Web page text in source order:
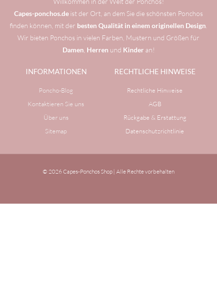
Capes-ponchos.de ist der Ort, an dem Sie die schönsten Ponchos
finden können, mit der besten Qualität in einem originellen Design
Wir bieten Ponchos in vielen Farben, Mustern und Größen für
Damen Herren und Kinderan!
INFORMATIONEN
Poncho-Blog
Kontaktieren Sie uns
Über uns
Sitemap
RECHTLICHE HINWEISE
Rechtliche Hinweise
AGB
Rückgabe & Erstattung
Datenschutzrichtlinie
© 2026 Capes-Ponchos Shop | Alle Rechte vorbehalten